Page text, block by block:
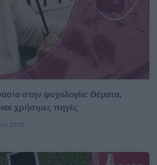
στην ψυχολογία: Θέματα,
χρήσιμες πηγές
2025